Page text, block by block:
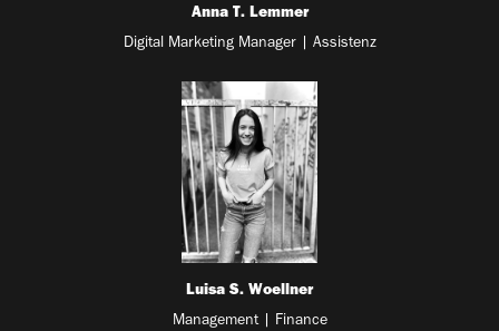
Anna T. Lemmer
Digital Marketing Manager | Assistenz
Luisa S. Woellner
Management | Finance